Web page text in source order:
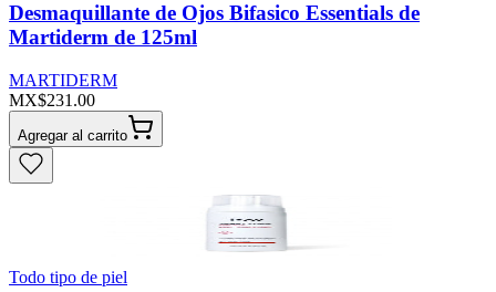
Desmaquillante de Ojos Bifasico Essentials de
Martiderm de 125ml
MARTIDERM
MX$231.00
Agregar al carrito
Todo tipo de piel